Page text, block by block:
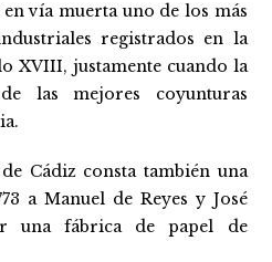
vía muerta uno de los más
registrados en la
XVIII, justamente cuando la
las mejores coyunturas
Cádiz consta también una
a Manuel de Reyes y José
una fábrica de papel de